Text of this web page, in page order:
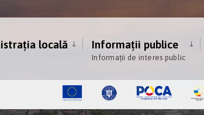
locală Informații publice
Informații de interes public